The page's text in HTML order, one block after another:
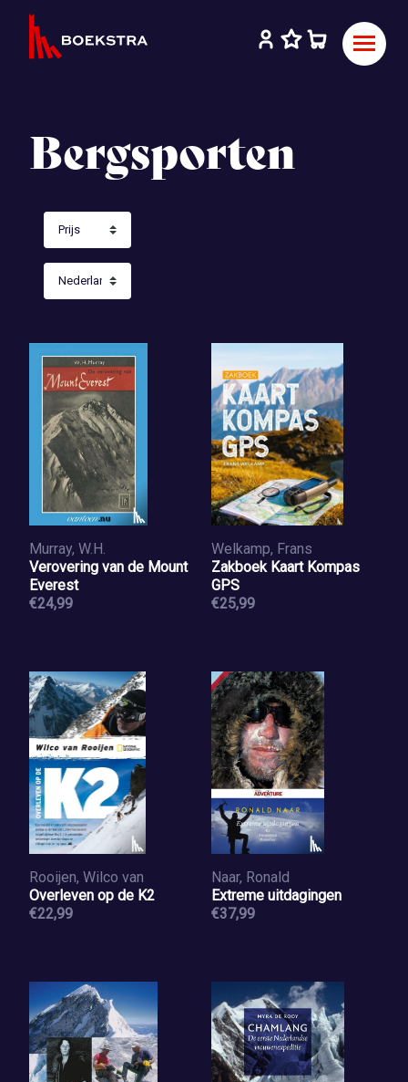
Bergsporten
Murray, W.H.
Verovering van de Mount
Everest
€24,99
Welkamp, Frans
Zakboek Kaart Kompas
GPS
€25,99
Rooijen, Wilco van
Overleven op de K2
€22,99
Naar, Ronald
Extreme uitdagingen
€37,99